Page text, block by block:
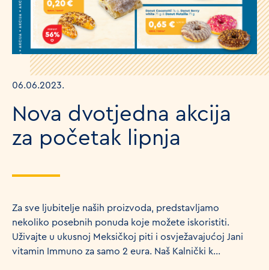
06.06.2023.
Nova dvotjedna akcija
za početak lipnja
Za sve ljubitelje naših proizvoda, predstavljamo
nekoliko posebnih ponuda koje možete iskoristiti.
Uživajte u ukusnoj Meksičkoj piti i osvježavajućoj Jani
vitamin Immuno za samo 2 eura. Naš Kalnički k...